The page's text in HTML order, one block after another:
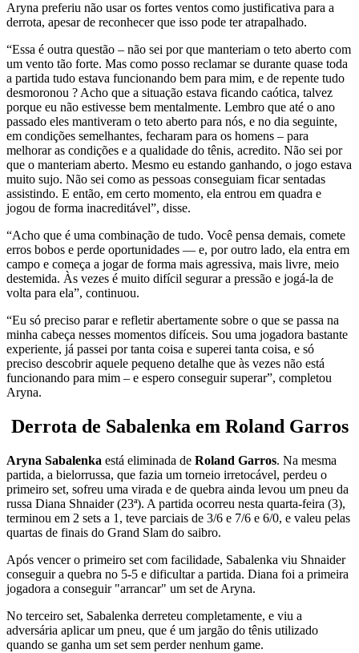
Aryna preferiu não usar os fortes ventos como justificativa para a
derrota, apesar de reconhecer que isso pode ter atrapalhado.
“Essa é outra questão – não sei por que manteriam o teto aberto com
um vento tão forte. Mas como posso reclamar se durante quase toda
a partida tudo estava funcionando bem para mim, e de repente tudo
desmoronou ? Acho que a situação estava ficando caótica, talvez
porque eu não estivesse bem mentalmente. Lembro que até o ano
passado eles mantiveram o teto aberto para nós, e no dia seguinte,
em condições semelhantes, fecharam para os homens – para
melhorar as condições e a qualidade do tênis, acredito. Não sei por
que o manteriam aberto. Mesmo eu estando ganhando, o jogo estava
muito sujo. Não sei como as pessoas conseguiam ficar sentadas
assistindo. E então, em certo momento, ela entrou em quadra e
jogou de forma inacreditável”, disse.
“Acho que é uma combinação de tudo. Você pensa demais, comete
erros bobos e perde oportunidades — e, por outro lado, ela entra em
campo e começa a jogar de forma mais agressiva, mais livre, meio
destemida. Às vezes é muito difícil segurar a pressão e jogá-la de
volta para ela”, continuou.
“Eu só preciso parar e refletir abertamente sobre o que se passa na
minha cabeça nesses momentos difíceis. Sou uma jogadora bastante
experiente, já passei por tanta coisa e superei tanta coisa, e só
preciso descobrir aquele pequeno detalhe que às vezes não está
funcionando para mim – e espero conseguir superar”, completou
Aryna.
Derrota de Sabalenka em Roland Garros
Aryna Sabalenka está eliminada de Roland Garros. Na mesma
partida, a bielorrussa, que fazia um torneio irretocável, perdeu o
primeiro set, sofreu uma virada e de quebra ainda levou um pneu da
russa Diana Shnaider (23ª). A partida ocorreu nesta quarta-feira (3),
terminou em 2 sets a 1, teve parciais de 3/6 e 7/6 e 6/0, e valeu pelas
quartas de finais do Grand Slam do saibro.
Após vencer o primeiro set com facilidade, Sabalenka viu Shnaider
conseguir a quebra no 5-5 e dificultar a partida. Diana foi a primeira
jogadora a conseguir "arrancar" um set de Aryna.
No terceiro set, Sabalenka derreteu completamente, e viu a
adversária aplicar um pneu, que é um jargão do tênis utilizado
quando se ganha um set sem perder nenhum game.